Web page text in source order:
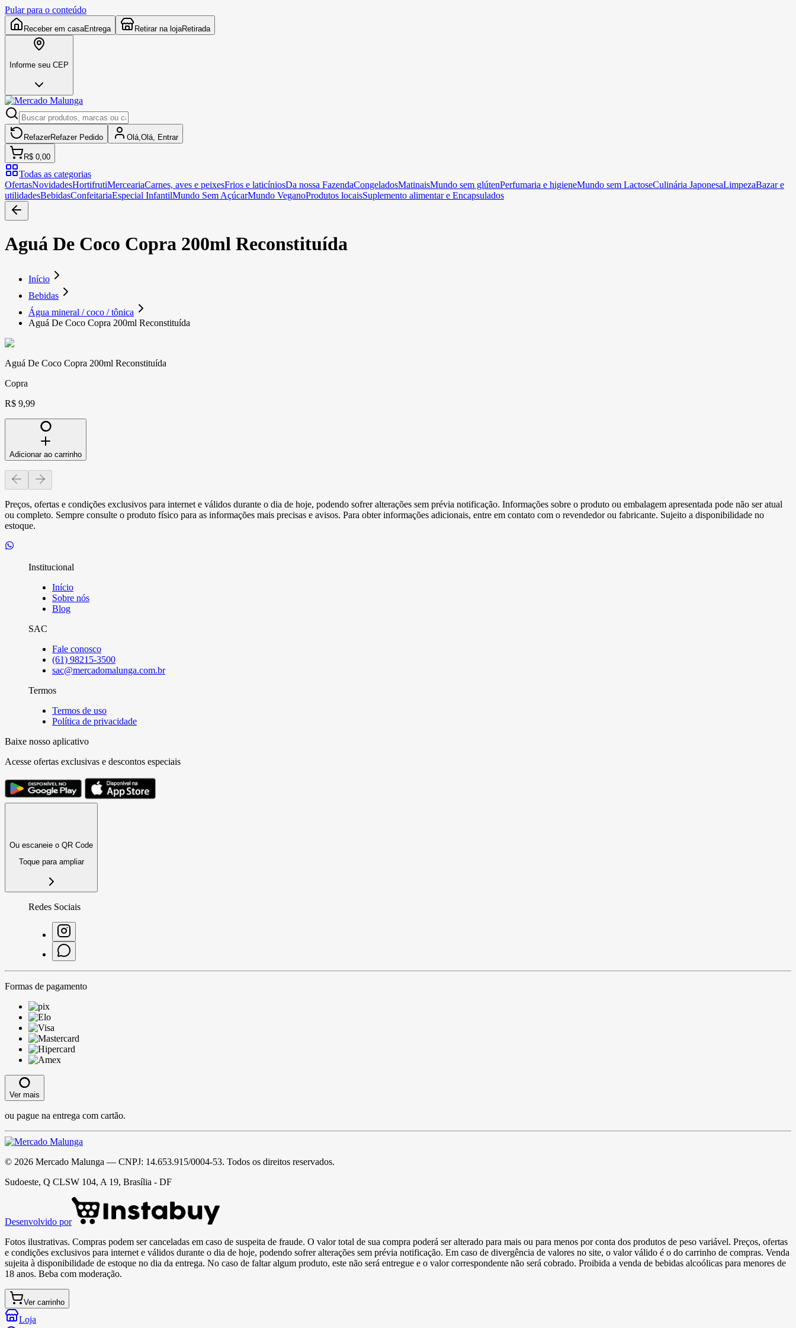
Pular para o conteúdo
Receber em casaEntrega Retirar na lojaRetirada
Informe seu CEP
RefazerRefazer Pedido Olá, Olá, Entrar
R$ 0,00
Todas as categorias
OfertasNovidadesHortifrutiMerceariaCarnes, aves e peixesFrios e laticíniosDa nossa FazendaCongeladosMatinaisMundo sem glútenPerfumaria e higieneMundo sem LactoseCulinária JaponesaLimpezaBazar e
utilidadesBebidasConfeitariaEspecial InfantilMundo Sem AçúcarMundo VeganoProdutos locaisSuplemento alimentar e Encapsulados
Aguá De Coco Copra 200ml Reconstituída
Início
Bebidas
Água mineral / coco / tônica
Aguá De Coco Copra 200ml Reconstituída
Aguá De Coco Copra 200ml Reconstituída
Copra
R$ 9,99
Adicionar ao carrinho
Preços, ofertas e condições exclusivos para internet e válidos durante o dia de hoje, podendo sofrer alterações sem prévia notificação. Informações sobre o produto ou embalagem apresentada pode não ser atual
ou completo. Sempre consulte o produto físico para as informações mais precisas e avisos. Para obter informações adicionais, entre em contato com o revendedor ou fabricante. Sujeito a disponibilidade no
estoque.
Institucional
Início
Sobre nós
Blog
SAC
Fale conosco
(61) 98215-3500
sac@mercadomalunga.com.br
Termos
Termos de uso
Política de privacidade
Baixe nosso aplicativo
Acesse ofertas exclusivas e descontos especiais
Ou escaneie o QR Code
Toque para ampliar
Redes Sociais
Formas de pagamento
Ver mais
ou pague na entrega com cartão.
© 2026 Mercado Malunga — CNPJ: 14.653.915/0004-53. Todos os direitos reservados.
Sudoeste, Q CLSW 104, A 19, Brasília - DF
Desenvolvido por
Fotos ilustrativas. Compras podem ser canceladas em caso de suspeita de fraude. O valor total de sua compra poderá ser alterado para mais ou para menos por conta dos produtos de peso variável. Preços, ofertas
e condições exclusivos para internet e válidos durante o dia de hoje, podendo sofrer alterações sem prévia notificação. Em caso de divergência de valores no site, o valor válido é o do carrinho de compras. Venda
sujeita à disponibilidade de estoque no dia da entrega. No caso de faltar algum produto, este não será entregue e o valor correspondente não será cobrado. Proibida a venda de bebidas alcoólicas para menores de
18 anos. Beba com moderação.
Ver carrinho
Loja